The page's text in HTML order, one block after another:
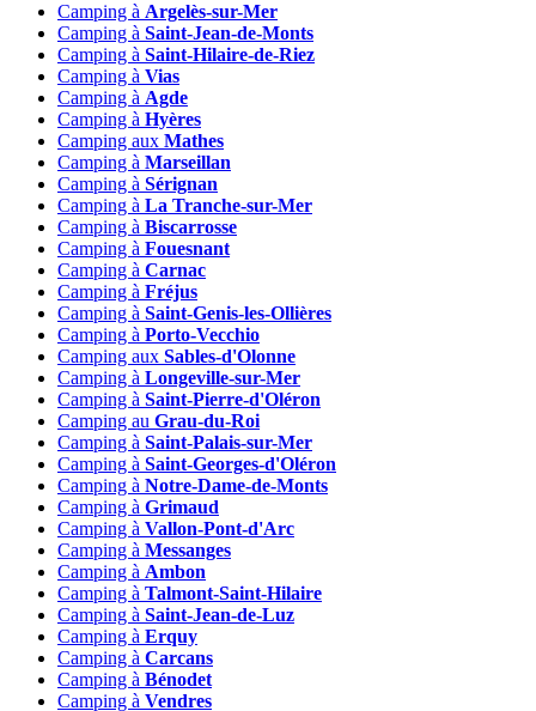
Camping à Argelès-sur-Mer
Camping à Saint-Jean-de-Monts
Camping à Saint-Hilaire-de-Riez
Camping à Vias
Camping à Agde
Camping à Hyères
Camping aux Mathes
Camping à Marseillan
Camping à Sérignan
Camping à La Tranche-sur-Mer
Camping à Biscarrosse
Camping à Fouesnant
Camping à Carnac
Camping à Fréjus
Camping à Saint-Genis-les-Ollières
Camping à Porto-Vecchio
Camping aux Sables-d'Olonne
Camping à Longeville-sur-Mer
Camping à Saint-Pierre-d'Oléron
Camping au Grau-du-Roi
Camping à Saint-Palais-sur-Mer
Camping à Saint-Georges-d'Oléron
Camping à Notre-Dame-de-Monts
Camping à Grimaud
Camping à Vallon-Pont-d'Arc
Camping à Messanges
Camping à Ambon
Camping à Talmont-Saint-Hilaire
Camping à Saint-Jean-de-Luz
Camping à Erquy
Camping à Carcans
Camping à Bénodet
Camping à Vendres